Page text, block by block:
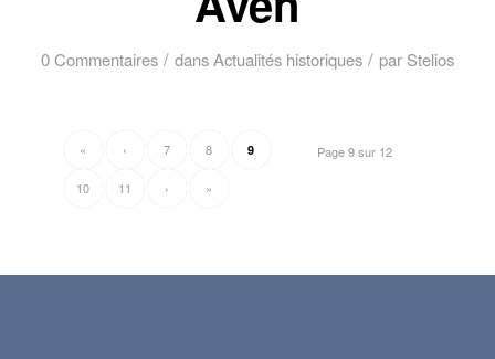
0 Commentaires / dans Actualités historiques / par Stelios
Page 9 sur 12
« ‹ 7 8 9
10 11 › »